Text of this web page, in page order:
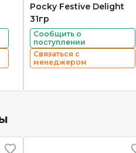
Pocky Festive Delight
31гр
Сообщить о
поступлении
Связаться с
менеджером